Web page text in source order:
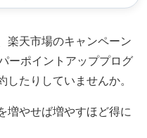
楽天市場のキャンペーン
ーポイントアッププログ
たりしていませんか。
増やせば増やすほど得に